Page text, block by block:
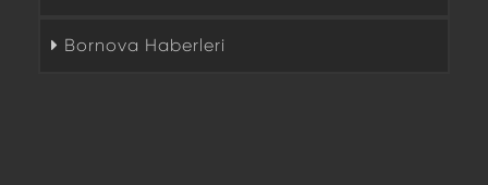
Bornova Haberleri